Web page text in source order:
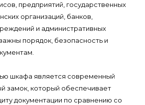
предприятий, государственных
организаций, банков,
и административных
порядок, безопасность и
шкафа является современный
замок, который обеспечивает
документации по сравнению со